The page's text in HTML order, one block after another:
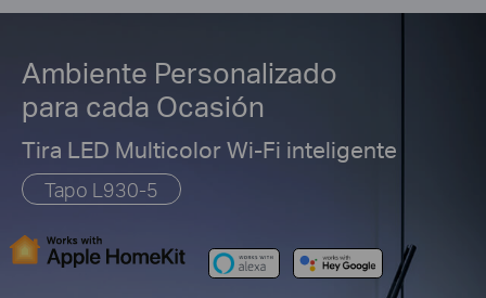
Ambiente Personalizado
para cada Ocasión
Tira LED Multicolor Wi-Fi inteligente
Tapo L930-5